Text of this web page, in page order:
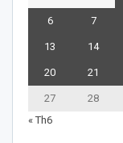
6 7
13 14
20 21
27 28
« Th6